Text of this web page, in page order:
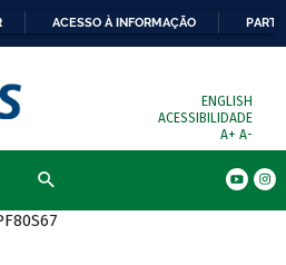
ACESSO À INFORMAÇÃO
ENGLISH
ACESSIBILIDADE
A+ A-